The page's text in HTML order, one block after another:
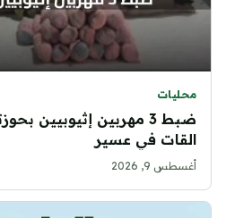
محليات
القات في عسير
أغسطس 9, 2026